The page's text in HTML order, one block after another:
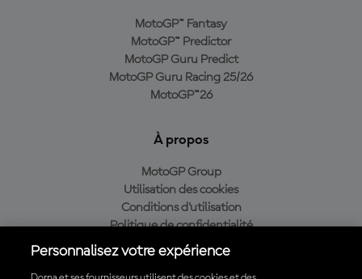
MotoGP™ Fantasy
MotoGP™ Predictor
MotoGP Guru Predict
MotoGP Guru Racing 25/26
MotoGP™26
À propos
MotoGP Group
Utilisation des cookies
Conditions d'utilisation
Politique de confidentialité
Politique d’achat
Personnalisez votre expérience